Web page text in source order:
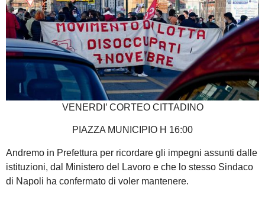
VENERDI’ CORTEO CITTADINO
PIAZZA MUNICIPIO H 16:00
Andremo in Prefettura per ricordare gli impegni assunti dalle
istituzioni, dal Ministero del Lavoro e che lo stesso Sindaco
di Napoli ha confermato di voler mantenere.